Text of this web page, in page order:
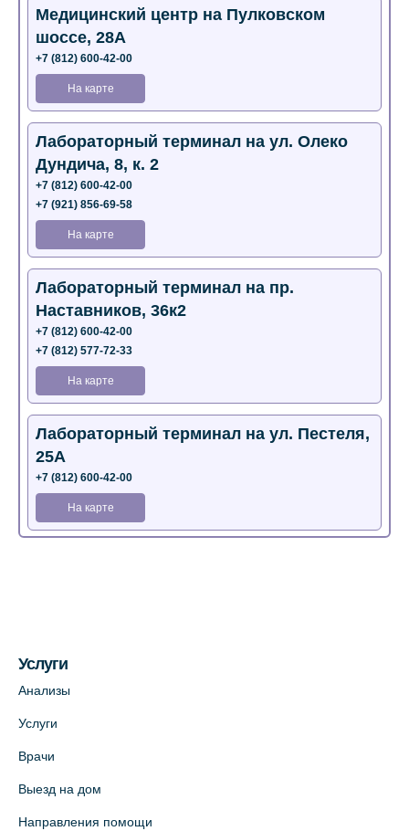
Медицинский центр на Пулковском
шоссе, 28А
+7 (812) 600-42-00
На карте
Лабораторный терминал на ул. Олеко
Дундича, 8, к. 2
+7 (812) 600-42-00
+7 (921) 856-69-58
На карте
Лабораторный терминал на пр.
Наставников, 36к2
+7 (812) 600-42-00
+7 (812) 577-72-33
На карте
Лабораторный терминал на ул. Пестеля,
25А
+7 (812) 600-42-00
На карте
Медицинский центр на ул. Моисеенко, 5
+7 (812) 660-73-69
Услуги
Анализы
Услуги
Врачи
Выезд на дом
Направления помощи